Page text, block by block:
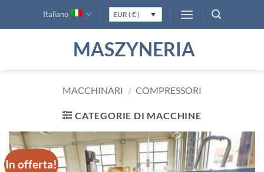
Italiano EUR ( € )
MASZYNERIA
MACCHINARI / COMPRESSORI
CATEGORIE DI MACCHINE
In offerta!